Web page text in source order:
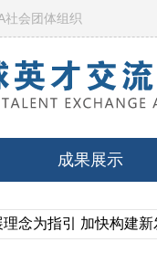
社会团体组织
成果展示
理念为指引 加快构建